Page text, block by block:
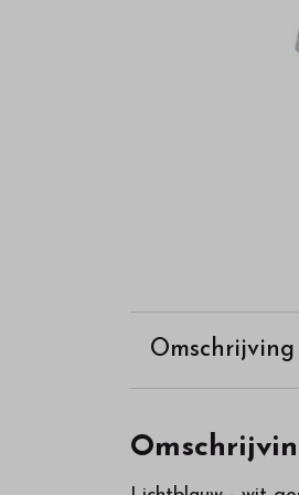
Omschrijving